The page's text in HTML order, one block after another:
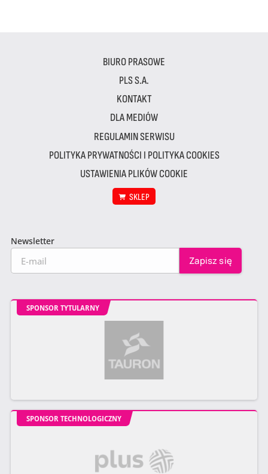
BIURO PRASOWE
PLS S.A.
KONTAKT
DLA MEDIÓW
REGULAMIN SERWISU
POLITYKA PRYWATNOŚCI I POLITYKA COOKIES
USTAWIENIA PLIKÓW COOKIE
SKLEP
Newsletter
SPONSOR TYTULARNY
SPONSOR TECHNOLOGICZNY